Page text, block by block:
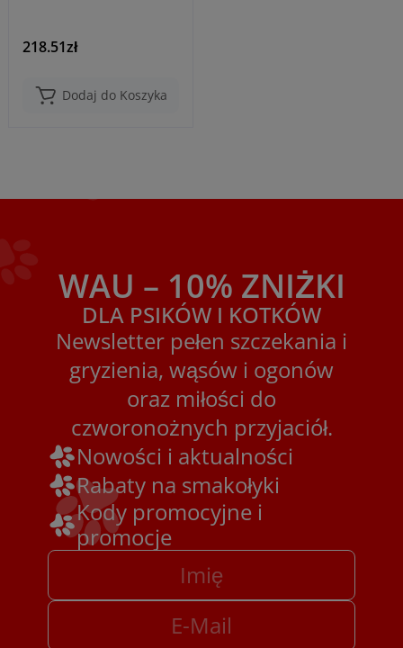
218.51zł
Dodaj do Koszyka
WAU – 10% ZNIŻKI
DLA PSIKÓW I KOTKÓW
Newsletter pełen szczekania i
gryzienia, wąsów i ogonów
oraz miłości do
czworonożnych przyjaciół.
Nowości i aktualności
Rabaty na smakołyki
Kody promocyjne i
promocje